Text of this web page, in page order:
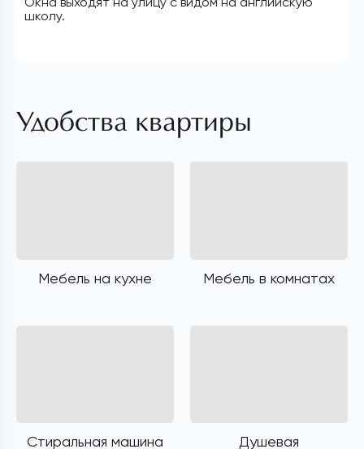
школу.
Удобства квартиры
Мебель на кухне Мебель в комнатах
Стиральная машина Душевая